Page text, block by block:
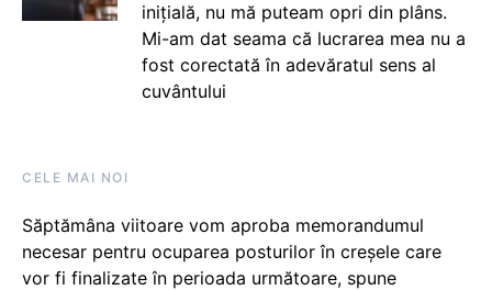
inițială, nu mă puteam opri din plâns.
Mi-am dat seama că lucrarea mea nu a
fost corectată în adevăratul sens al
cuvântului
CELE MAI NOI
Săptămâna viitoare vom aproba memorandumul
necesar pentru ocuparea posturilor în creșele care
vor fi finalizate în perioada următoare, spune